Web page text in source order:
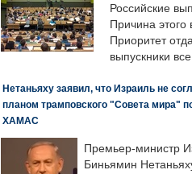
Российские
Причина этого
Приоритет
выпускники
Нетаньяху заявил, что Израиль не
планом трамповского "Совета мира"
ХАМАС
Премьер-министр
Биньямин